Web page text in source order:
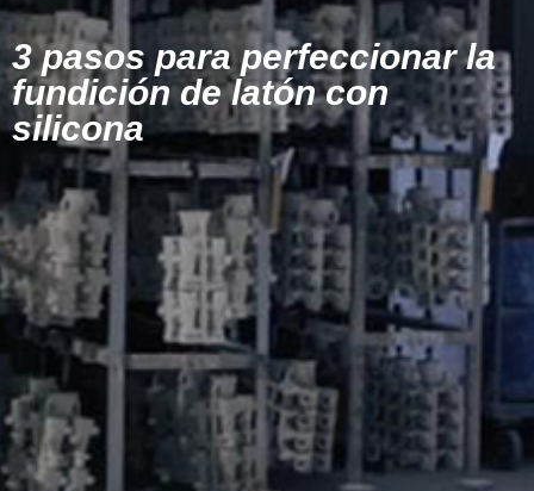
3 pasos para perfeccionar la
fundición de latón con
silicona